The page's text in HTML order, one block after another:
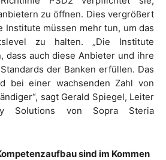
zu öffnen. Dies vergrößert
Institute müssen mehr tun, um das
zu halten. „Die Institute
dass auch diese Anbieter und ihre
der Banken erfüllen. Das
bei einer wachsenden Zahl von
sagt Gerald Spiegel, Leiter
Solutions von Sopra Steria
sind im Kommen